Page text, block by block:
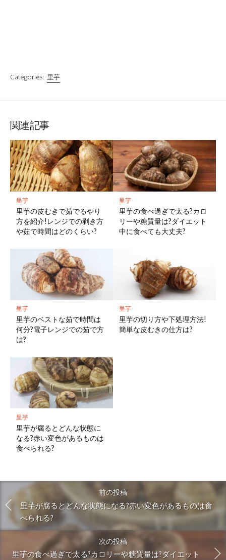
Categories: 里芋
関連記事
里芋
里芋の皮むきで茹でるやり
方を紹介!レンジでの剥き方
や茹で時間はどのくらい?
里芋
里芋の食べ過ぎで太る?カロ
リーや糖質量は?ダイエット
中に食べても大丈夫?
里芋
里芋のベストな茹で時間は
何分?電子レンジでの茹で方
は?
里芋
里芋の切り方や下処理方法!
簡単な皮むきの仕方は?
里芋
里芋が腐るとどんな状態に
なる?赤い変色があるものは
食べられる?
前の投稿
里芋が腐るとどんな状態になる?赤い変色があるものは食
べられる?
次の投稿
里芋の食べ過ぎで太る?カロリーや糖質量は?ダイエット